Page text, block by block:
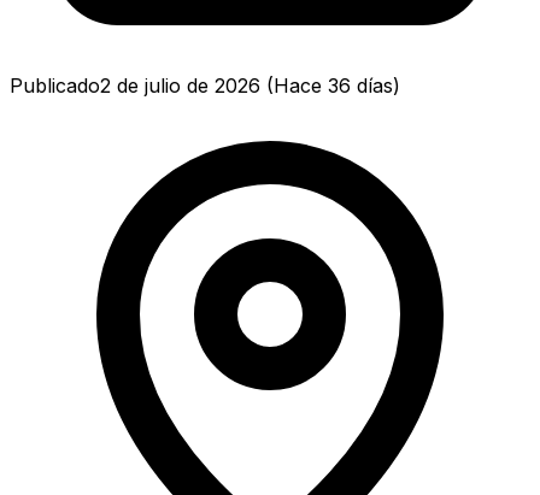
Publicado2 de julio de 2026 (Hace 36 días)